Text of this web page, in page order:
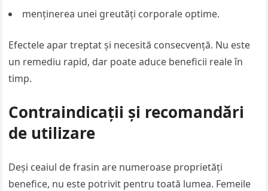
menținerea unei greutăți corporale optime.
Efectele apar treptat și necesită consecvență. Nu este
un remediu rapid, dar poate aduce beneficii reale în
timp.
Contraindicații și recomandări
de utilizare
Deși ceaiul de frasin are numeroase proprietăți
benefice, nu este potrivit pentru toată lumea. Femeile